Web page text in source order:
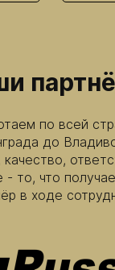
по всей
до
- то, что
в ходе